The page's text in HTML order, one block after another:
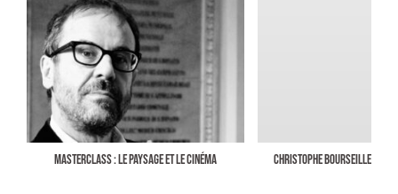
MASTERCLASS : LE PAYSAGE ET LE CINÉMA CHRISTOPHE BOURSEILLER